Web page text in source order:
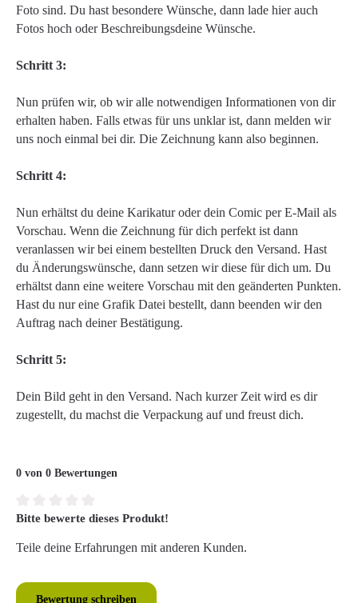
Foto sind. Du hast besondere Wünsche, dann lade hier auch
Fotos hoch oder Beschreibungsdeine Wünsche.
Schritt 3:
Nun prüfen wir, ob wir alle notwendigen Informationen von dir
erhalten haben. Falls etwas für uns unklar ist, dann melden wir
uns noch einmal bei dir. Die Zeichnung kann also beginnen.
Schritt 4:
Nun erhältst du deine Karikatur oder dein Comic per E-Mail als
Vorschau. Wenn die Zeichnung für dich perfekt ist dann
veranlassen wir bei einem bestellten Druck den Versand. Hast
du Änderungswünsche, dann setzen wir diese für dich um. Du
erhältst dann eine weitere Vorschau mit den geänderten Punkten.
Hast du nur eine Grafik Datei bestellt, dann beenden wir den
Auftrag nach deiner Bestätigung.
Schritt 5:
Dein Bild geht in den Versand. Nach kurzer Zeit wird es dir
zugestellt, du machst die Verpackung auf und freust dich.
0 von 0 Bewertungen
Durchschnittliche Bewertung von 0 von 5 Sternen
Bitte bewerte dieses Produkt!
Teile deine Erfahrungen mit anderen Kunden.
Bewertung schreiben